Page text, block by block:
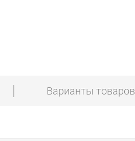
Варианты товаров